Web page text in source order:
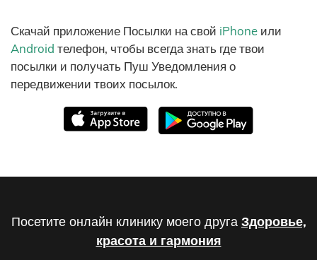
Скачай приложение Посылки на свой iPhone или
Android телефон, чтобы всегда знать где твои
посылки и получать Пуш Уведомления о
передвижении твоих посылок.
Посетите онлайн клинику моего друга Здоровье,
красота и гармония